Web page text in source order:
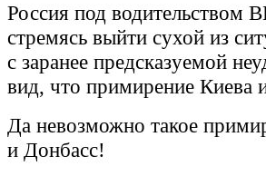
Россия под водительством
стремясь выйти сухой из
с заранее предсказуемой
вид, что примирение Киева
Да невозможно такое
и Донбасс!